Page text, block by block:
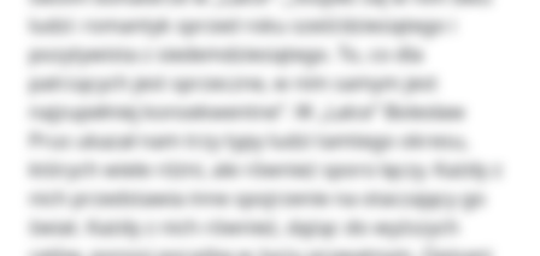
ludzi: romantyk sprzed roku sześćdziesiątego i
pozytywista z siedemdziesiątego. To, co dla
patrzących jest sprzeczne, w nim samym jest
najzupełniej konsekwentne”. W „Lalce” Bolesław
Prus ukazał nam trzy typy ludzi tamtego okresu,
których wiele różni, ale również sporo łączy. Każdy z
nich przedstawia inne spojrzenie na otaczający go
świat. Każdy z nich również, dążąc do wyższych